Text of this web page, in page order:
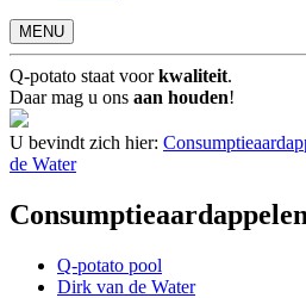
MENU
Q-potato staat voorkwaliteit.
Daar mag u ons aan houden!
U bevindt zich hier:
de Water
Consumptieaardappelen
Q-potato pool
Dirk van de Water